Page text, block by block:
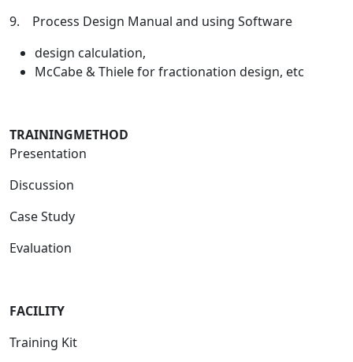
9. Process Design Manual and using Software
design calculation,
McCabe & Thiele for fractionation design, etc
TRAININGMETHOD
Presentation
Discussion
Case Study
Evaluation
FACILITY
Training Kit